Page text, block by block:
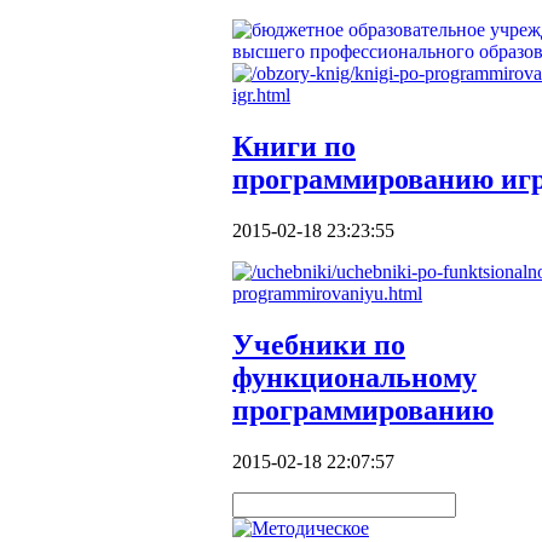
Книги по
программированию
2015-02-18 23:23:55
Учебники по
функциональному
программированию
2015-02-18 22:07:57